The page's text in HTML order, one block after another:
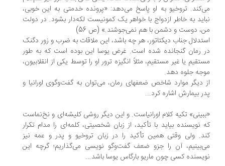
تروخیو به او پاسخ می‌دهد: «پرونده خدمتی به این خوبی،
به خاطر ازدواج با خواهر یک کمونیست لکه‌دار بشود. در دولت
دوست و دشمن با هم نمی‌جوشند.» (ص 56)
جناب دیکتاتور، هر چه باشد، این ملاقات به ضرب و زور دگنک
رمان گنجانده شده است. غرض یوسا این بوده است که به طور
یا غیر مستقیم، مثلاً انگیزه ترور او را توسط یکی از انقلابیون،
جلوه دهد.
دیگر موارد شاخص ضعفهای رمان، می‌توان به گفت‌وگوی اورانیا و
بیمارش اشاره کرد...
تکیه کلام اورانیاست. و این دیگر روشی کلیشه‌ای و نخ‌نماست
نویسنده بیاید با تأکید، از زبان شخصیتی، کلمه‌ای را مدام تکرار
ولی وقتی همین تأکید را در زبان تروخیو و پدر و عمه نیز
آن را جزو ضعف گفت‌وگو نویسی می‌گذاریم؛ گرچه این
کسی چون ماریو بارگاس یوسا باشد...